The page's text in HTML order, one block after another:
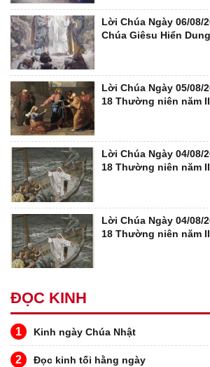
Lời Chúa Ngày 06/08/
Chúa Giêsu Hiển
Lời Chúa Ngày 05/08/
18 Thường niên năm
Lời Chúa Ngày 04/08/
18 Thường niên năm
Lời Chúa Ngày 04/08/
18 Thường niên năm
ĐỌC KINH
1 Kinh ngày Chúa Nhật
2 Đọc kinh tối hằng ngày